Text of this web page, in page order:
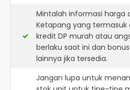
Mintalah informasi harga
Ketapang yang
kredit DP murah atau
berlaku saat ini dan
lainnya jika tersedia.
Jangan lupa untuk